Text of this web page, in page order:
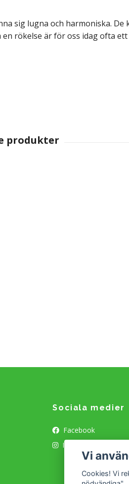
sig lugna och harmoniska. De
rökelse är för oss idag ofta
Sociala medier
Facebook
Instagram
Vi
Cookies! Vi